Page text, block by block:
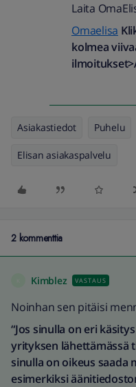
Laita
Omaelisa
kolmea
Asiakastiedot Puhelu
Elisan asiakaspalvelu
2 kommenttia
Kimblez VASTAUS
Noinhan sen pitäisi
“Jos sinulla on eri
yrityksen lähettämässä
sinulla on oikeus
esimerkiksi